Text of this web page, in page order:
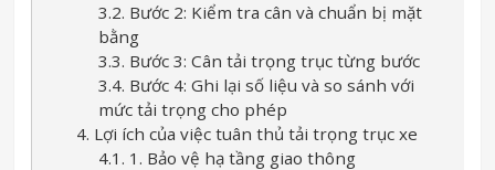
3.2. Bước 2: Kiểm tra cân và chuẩn bị mặt
bằng
3.3. Bước 3: Cân tải trọng trục từng bước
3.4. Bước 4: Ghi lại số liệu và so sánh với
mức tải trọng cho phép
4. Lợi ích của việc tuân thủ tải trọng trục xe
4.1. 1. Bảo vệ hạ tầng giao thông